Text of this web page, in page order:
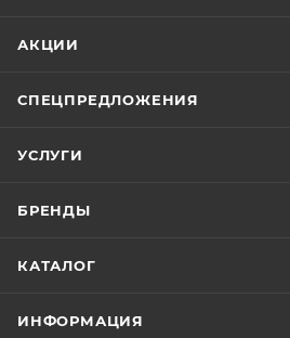
АКЦИИ
СПЕЦПРЕДЛОЖЕНИЯ
УСЛУГИ
БРЕНДЫ
КАТАЛОГ
ИНФОРМАЦИЯ